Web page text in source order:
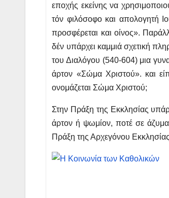
εποχής εκείνης να
τόν φιλόσοφο και απολογητή
προσφέρεται και οίνος».
δέν υπάρχει καμμιά σχετική
του Διαλόγου (540-604) μια
άρτον «Σώμα Χριστού». και
ονομάζεται Σώμα Χριστού;
Στην Πράξη της Εκκλησίας
άρτον ή ψωμίον, ποτέ σε
Πράξη της Αρχεγόνου